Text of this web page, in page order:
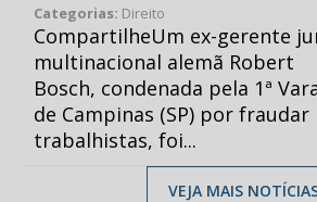
Categorias: Direito
CompartilheUm ex-gerente
multinacional alemã Robert
Bosch, condenada pela 1ª
de Campinas (SP) por fraudar
trabalhistas, foi...
VEJA MAIS